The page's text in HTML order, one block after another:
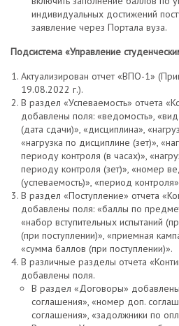
индивидуальных достижений
заявление через Портала вуза.
Подсистема «Управление
Актуализирован отчет «ВПО-1»
19.08.2022 г.).
В раздел «Успеваемость» отчета
добавлены поля: «ведомость», «вид
(дата сдачи)», «дисциплина»,
«нагрузка по дисциплине (зет)»,
периоду контроля (в часах)»,
периоду контроля (зет)», «номер
(успеваемость)», «период
В раздел «Поступление» отчета
добавлены поля: «баллы по
«набор вступительных испытаний
(при поступлении)», «приемная
«сумма баллов (при поступлении)».
В различные разделы отчета
добавлены поля.
В раздел «Договоры»
соглашения», «номер доп.
соглашения», «задолжники по